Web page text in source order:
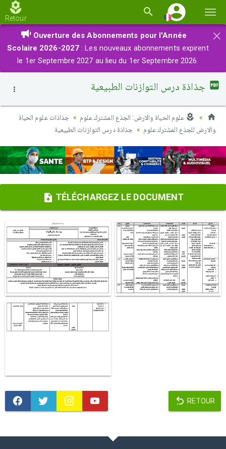
la
Retour
×
Ouverture des Abonnements pour l'Année
Scolaire 2026-2027 : Les nouveaux abonnements expirent
le 1er Septembre 2027 au lieu du 1er Septembre 2026.
جذاذة درس التوازنات الطبيعية
علوم الحياة والارض: الجذع المشترك علوم
جذاذات علوم الحياة
والارض للجذع المشترك علوم
جذاذة درس التوازنات الطبيعية
TÉLÉCHARGEZ LE DOCUMENT
RETOUR